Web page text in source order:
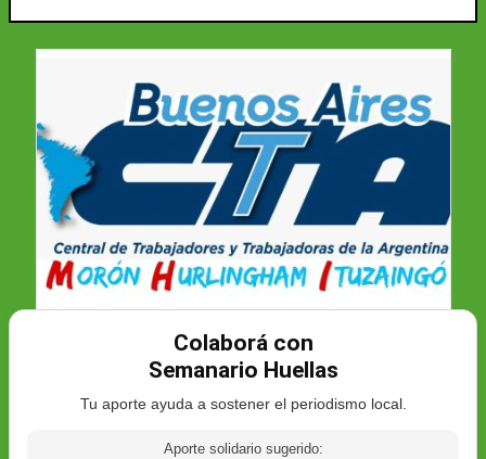
Colaborá con
Semanario Huellas
Tu aporte ayuda a sostener el periodismo local.
Aporte solidario sugerido: